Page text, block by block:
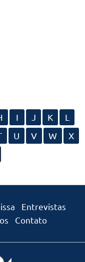
I J K
L
U V W
X
Entrevistas
Contato